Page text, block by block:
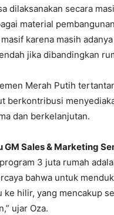
dilaksanakan secara
material
karena masih
jika dibandingkan
Merah Putih
berkontribusi
dan berkelanjutan.
GM Sales & Marketing
3 juta rumah
bahwa untuk
hilir, yang mencakup
ujar Oza.